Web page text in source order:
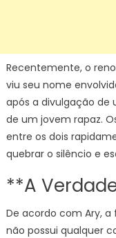
Recentemente, o
viu seu nome
após a divulgação de
de um jovem rapaz.
entre os dois
quebrar o silêncio e
**A
De acordo com Ary,
não possui qualquer